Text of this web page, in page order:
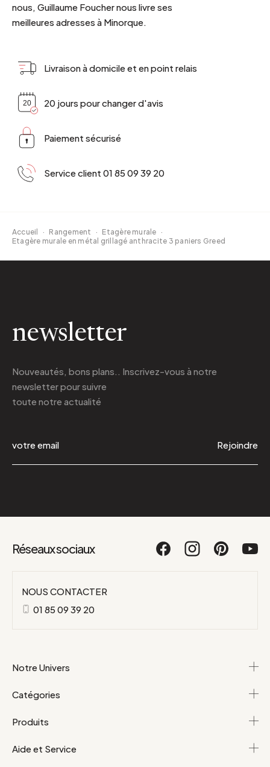
nous, Guillaume Foucher nous livre ses
meilleures adresses à Minorque.
Livraison à domicile et en point relais
20 jours pour changer d'avis
Paiement sécurisé
Service client 01 85 09 39 20
Accueil · Rangement · Etagère murale ·
Etagère murale en métal grillagé anthracite 3 paniers Greed
newsletter
Nouveautés, bons plans.. Inscrivez-vous à notre
newsletterpour suivre
toute notre actualité
Rejoindre
Réseaux sociaux
NOUS CONTACTER
01 85 09 39 20
Notre Univers
Catégories
Produits
Aide et Service